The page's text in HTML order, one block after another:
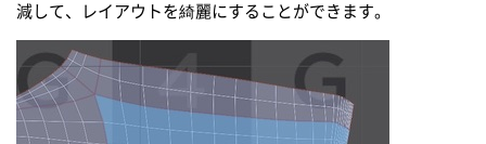
減して、レイアウトを綺麗にすることができます。